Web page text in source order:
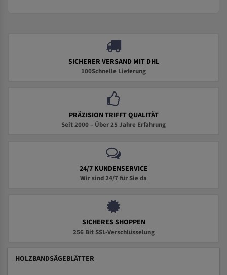
SICHERER VERSAND MIT DHL
100Schnelle Lieferung
PRÄZISION TRIFFT QUALITÄT
Seit 2000 – Über 25 Jahre Erfahrung
24/7 KUNDENSERVICE
Wir sind 24/7 für Sie da
SICHERES SHOPPEN
256 Bit SSL-Verschlüsselung
HOLZBANDSÄGEBLÄTTER